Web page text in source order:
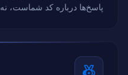
پاسخ‌ها درباره کد شماست، نه Stack Overflow عمومی.